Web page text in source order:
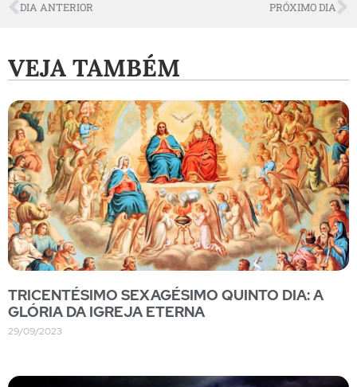
DIA ANTERIOR PRÓXIMO DIA
VEJA TAMBÉM
TRICENTÉSIMO SEXAGÉSIMO QUINTO DIA: A
GLÓRIA DA IGREJA ETERNA
29/09/2023